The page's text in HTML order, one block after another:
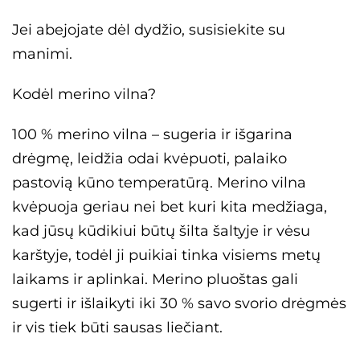
Jei abejojate dėl dydžio, susisiekite su
manimi.
Kodėl merino vilna?
100 % merino vilna – sugeria ir išgarina
drėgmę, leidžia odai kvėpuoti, palaiko
pastovią kūno temperatūrą. Merino vilna
kvėpuoja geriau nei bet kuri kita medžiaga,
kad jūsų kūdikiui būtų šilta šaltyje ir vėsu
karštyje, todėl ji puikiai tinka visiems metų
laikams ir aplinkai. Merino pluoštas gali
sugerti ir išlaikyti iki 30 % savo svorio drėgmės
ir vis tiek būti sausas liečiant.